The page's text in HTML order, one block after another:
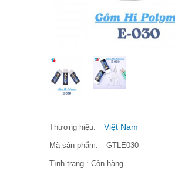
Thương hiệu: Việt Nam
Mã sản phẩm: GTLE030
Tình trạng : Còn hàng